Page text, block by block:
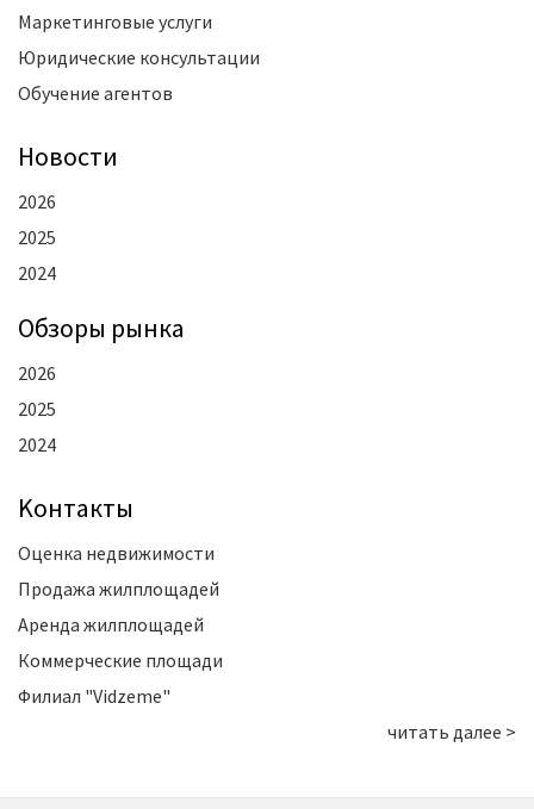
Маркетинговые услуги
Юридические консультации
Обучение агентов
Новости
2026
2025
2024
Oбзоры рынка
2026
2025
2024
Kонтакты
Оценка недвижимости
Продажа жилплощадей
Аренда жилплощадей
Коммерческие площади
Филиал "Vidzeme"
читать далее >